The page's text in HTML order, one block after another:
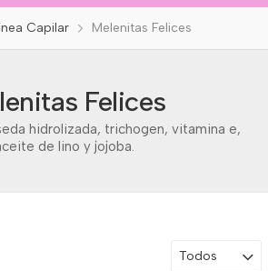
Capilar Melenitas Felices
Felices
hidrolizada, trichogen, vitamina e,
de lino y jojoba.
Todos